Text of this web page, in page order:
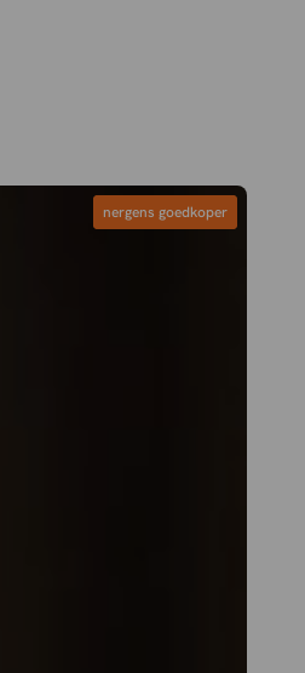
nergens goedkoper
nergens goedkoper